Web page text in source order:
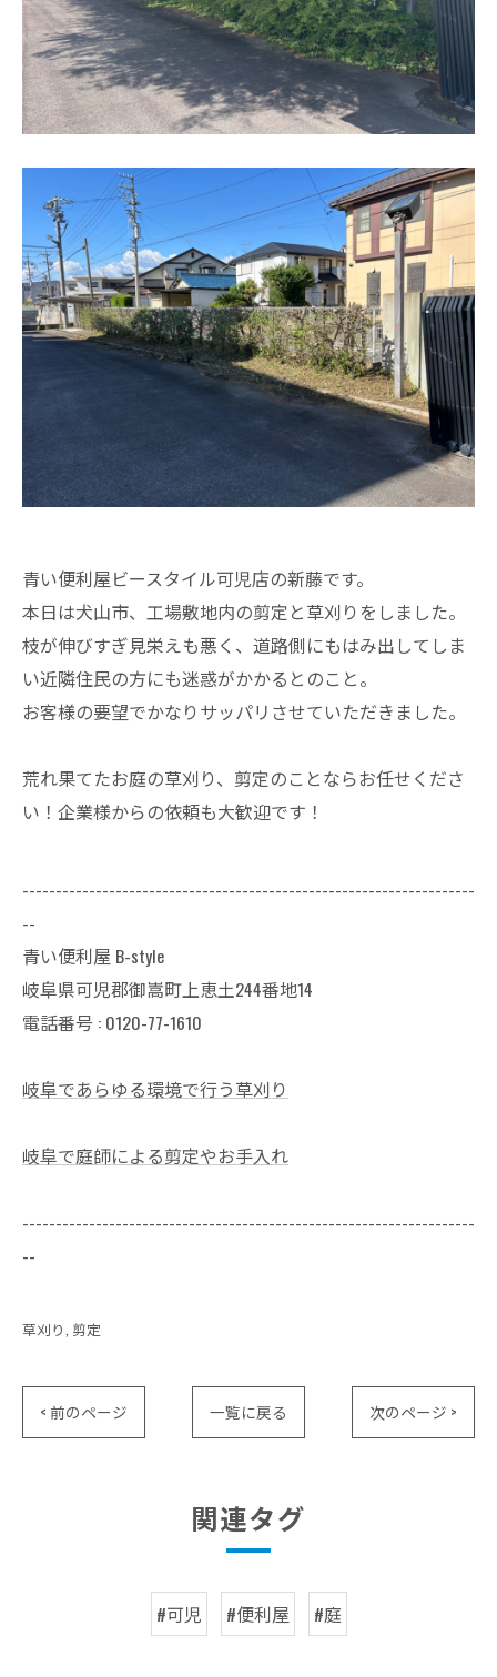
青い便利屋ビースタイル可児店の新藤です。
本日は犬山市、工場敷地内の剪定と草刈りをしました。
枝が伸びすぎ見栄えも悪く、道路側にもはみ出してしま
い近隣住民の方にも迷惑がかかるとのこと。
お客様の要望でかなりサッパリさせていただきました。
荒れ果てたお庭の草刈り、剪定のことならお任せくださ
い！企業様からの依頼も大歓迎です！
--------------------------------------------------------------------
--
青い便利屋 B-style
岐阜県可児郡御嵩町上恵土244番地14
電話番号 : 0120-77-1610
岐阜であらゆる環境で行う草刈り
岐阜で庭師による剪定やお手入れ
--------------------------------------------------------------------
--
草刈り 剪定
< 前のページ 一覧に戻る 次のページ >
関連タグ
#可児 #便利屋 #庭